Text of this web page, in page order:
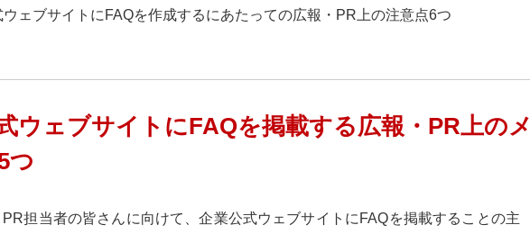
ェブサイトにFAQを作成するにあたっての広報・PR上の注意点6つ
ウェブサイトにFAQを掲載する広報・PR上のメ
つ
担当者の皆さんに向けて、企業公式ウェブサイトにFAQを掲載することの主